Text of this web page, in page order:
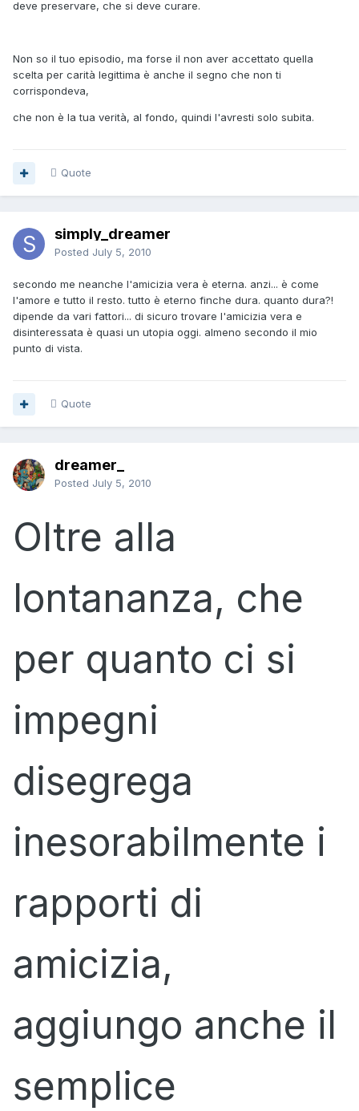
deve preservare, che si deve curare.
Non so il tuo episodio, ma forse il non aver accettato quella
scelta per carità legittima è anche il segno che non ti
corrispondeva,
che non è la tua verità, al fondo, quindi l'avresti solo subita.
Quote
simply_dreamer
Posted July 5, 2010
secondo me neanche l'amicizia vera è eterna. anzi... è come
l'amore e tutto il resto. tutto è eterno finche dura. quanto dura?!
dipende da vari fattori... di sicuro trovare l'amicizia vera e
disinteressata è quasi un utopia oggi. almeno secondo il mio
punto di vista.
Quote
dreamer_
Posted July 5, 2010
Oltre alla
lontananza, che
per quanto ci si
impegni
disegrega
inesorabilmente i
rapporti di
amicizia,
aggiungo anche il
semplice